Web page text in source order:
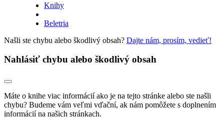
Knihy
Beletria
Našli ste chybu alebo škodlivý obsah? Dajte nám, prosím, vedieť!
Nahlásiť chybu alebo škodlivý obsah
Máte o knihe viac informácií ako je na tejto stránke alebo ste našli
chybu? Budeme vám veľmi vďační, ak nám pomôžete s doplnením
informácií na našich stránkach.